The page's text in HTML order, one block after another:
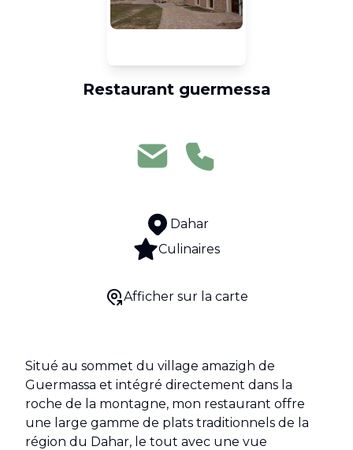
Restaurant guermessa
Dahar
Culinaires
Afficher sur la carte
Situé au sommet du village amazigh de
Guermassa et intégré directement dans la
roche de la montagne, mon restaurant offre
une large gamme de plats traditionnels de la
région du Dahar, le tout avec une vue